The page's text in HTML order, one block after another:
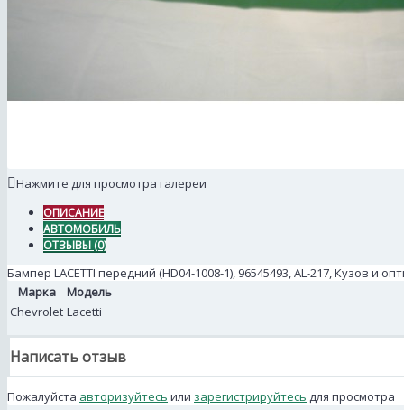
Нажмите для просмотра галереи
ОПИСАНИЕ
АВТОМОБИЛЬ
ОТЗЫВЫ (0)
Бампер LACETTI передний (HD04-1008-1), 96545493, AL-217, Кузов и
Марка
Модель
Chevrolet Lacetti
Написать отзыв
Пожалуйста авторизуйтесь или зарегистрируйтесь для просмотра